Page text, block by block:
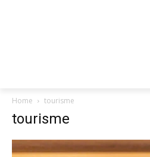
Home tourisme
tourisme